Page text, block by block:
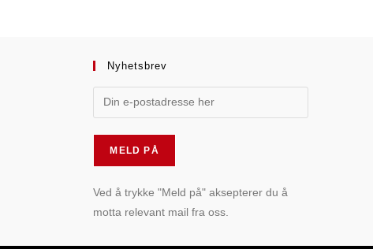
Nyhetsbrev
Ved å trykke "Meld på" aksepterer du å
motta relevant mail fra oss.